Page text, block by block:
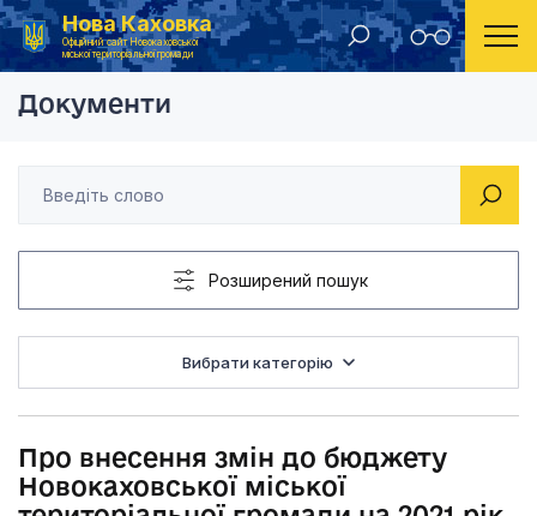
Нова Каховка
Офіційний сайт Новокаховської
міської територіальної громади
Головна Рішення виконавчого комітету Новокаховської міської ради 2021 року Про внесення змін
Документи
Розширений пошук
Вибрати категорію
Про внесення змін до бюджету
Новокаховської міської